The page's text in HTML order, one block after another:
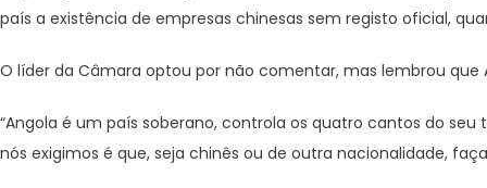
país a existência de empresas chinesas sem registo oficial,
O líder da Câmara optou por não comentar, mas lembrou que
“Angola é um país soberano, controla os quatro cantos do
nós exigimos é que, seja chinês ou de outra nacionalidade,